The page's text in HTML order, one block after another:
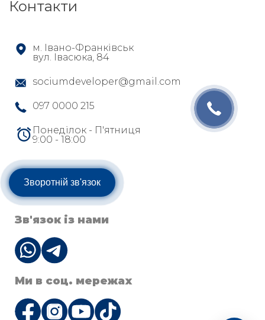
Контакти
м. Івано-Франківськ
вул. Івасюка, 84
sociumdeveloper@gmail.com
097 0000 215
Понеділок - П'ятниця
9:00 - 18:00
Зворотній зв'язок
Зв'язок із нами
Ми в соц. мережах